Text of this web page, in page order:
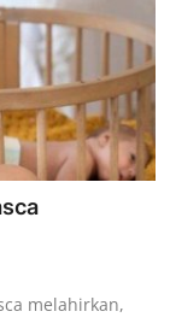
melahirkan,